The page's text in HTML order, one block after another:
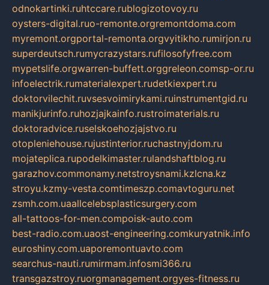
odnokartinki.ruhtccare.rublogizotovoy.ru
oysters-digital.ruo-remonte.orgremontdoma.com
myremont.orgportal-remonta.orgvyitikho.rumirjon.ru
superdeutsch.rumycrazystars.rufilosofyfree.com
mypetslife.orgwarren-buffett.orggreleon.comsp-or.ru
infoelectrik.rumaterialexpert.rudetkiexpert.ru
doktorvilechit.ruvsesvoimirykami.ruinstrumentgid.ru
manikjurinfo.ruhozjajkainfo.rustroimaterials.ru
doktoradvice.ruselskoehozjajstvo.ru
otopleniehouse.rujustinterior.ruchastnyjdom.ru
mojateplica.rupodelkimaster.rulandshaftblog.ru
garazhov.commonamy.netstroysnami.kzlcna.kz
stroyu.kzmy-vesta.comtimeszp.comavtoguru.net
zsmh.com.uaallcelebsplasticsurgery.com
all-tattoos-for-men.compoisk-auto.com
best-radio.com.uaost-engineering.comkuryatnik.info
euroshiny.com.uaporemontuavto.com
searchus-nauti.rumirmam.infosmi366.ru
transgazstroy.ruorgmanagement.orgyes-fitness.ru